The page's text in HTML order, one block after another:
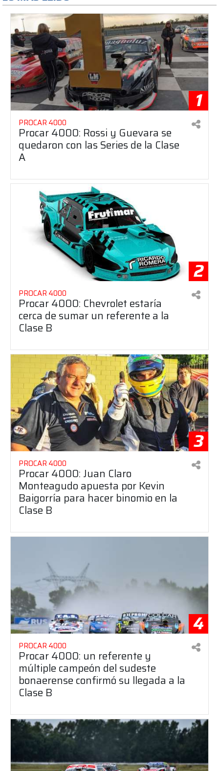
1
PROCAR 4000
Procar 4000: Rossi y Guevara se
quedaron con las Series de la Clase
A
2
PROCAR 4000
Procar 4000: Chevrolet estaría
cerca de sumar un referente a la
Clase B
3
PROCAR 4000
Procar 4000: Juan Claro
Monteagudo apuesta por Kevin
Baigorría para hacer binomio en la
Clase B
4
PROCAR 4000
Procar 4000: un referente y
múltiple campeón del sudeste
bonaerense confirmó su llegada a la
Clase B